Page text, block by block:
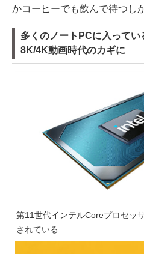
かコーヒーでも飲んで待つし
多くのノートPCに入って
8K/4K動画時代のカギに
第11世代インテルCoreプロセッ
されている